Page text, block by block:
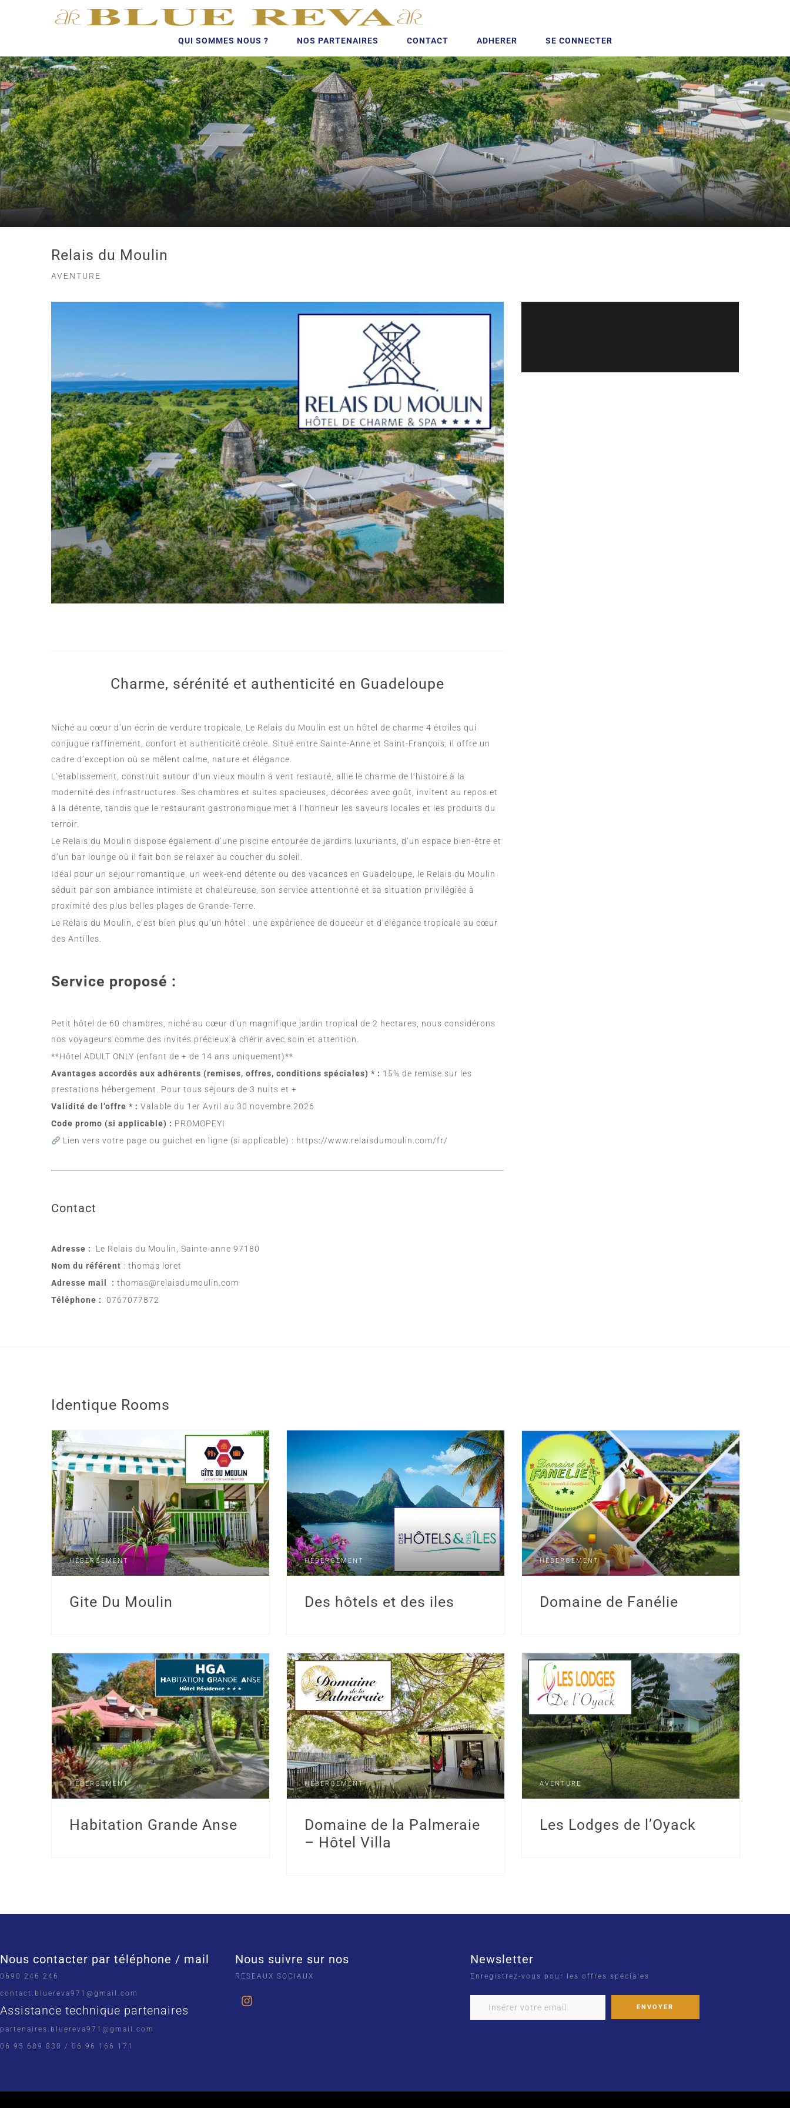
QUI SOMMES NOUS ? NOS PARTENAIRES CONTACT ADHERER SE CONNECTER
Relais du Moulin
AVENTURE
Charme, sérénité et authenticité en Guadeloupe
Niché au cœur d’un écrin de verdure tropicale, Le Relais du Moulin est un hôtel de charme 4 étoiles qui
conjugue raffinement, confort et authenticité créole. Situé entre Sainte-Anne et Saint-François, il offre un
cadre d’exception où se mêlent calme, nature et élégance.
L’établissement, construit autour d’un vieux moulin à vent restauré, allie le charme de l’histoire à la
modernité des infrastructures. Ses chambres et suites spacieuses, décorées avec goût, invitent au repos et
à la détente, tandis que le restaurant gastronomique met à l’honneur les saveurs locales et les produits du
terroir.
Le Relais du Moulin dispose également d’une piscine entourée de jardins luxuriants, d’un espace bien-être et
d’un bar lounge où il fait bon se relaxer au coucher du soleil.
Idéal pour un séjour romantique, un week-end détente ou des vacances en Guadeloupe, le Relais du Moulin
séduit par son ambiance intimiste et chaleureuse, son service attentionné et sa situation privilégiée à
proximité des plus belles plages de Grande-Terre.
Le Relais du Moulin, c’est bien plus qu’un hôtel : une expérience de douceur et d’élégance tropicale au cœur
des Antilles.
Service proposé :
Petit hôtel de 60 chambres, niché au cœur d'un magnifique jardin tropical de 2 hectares, nous considérons
nos voyageurs comme des invités précieux à chérir avec soin et attention.
**Hôtel ADULT ONLY (enfant de + de 14 ans uniquement)**
Avantages accordés aux adhérents (remises, offres, conditions spéciales) * : 15% de remise sur les
prestations hébergement. Pour tous séjours de 3 nuits et +
Validité de l’offre * : Valable du 1er Avril au 30 novembre 2026
Code promo (si applicable) : PROMOPEYI
Lien vers votre page ou guichet en ligne (si applicable) : https://www.relaisdumoulin.com/fr/
Contact
Adresse :
Le Relais du Moulin, Sainte-anne 97180
Nom du référent : thomas loret
Adresse mail : thomas@relaisdumoulin.com
Téléphone :
0767077872
Identique Rooms
HÉBERGEMENT
Gite Du Moulin
HÉBERGEMENT
Des hôtels et des iles
HÉBERGEMENT
Domaine de Fanélie
HÉBERGEMENT
Habitation Grande Anse
HÉBERGEMENT
Domaine de la Palmeraie
– Hôtel Villa
AVENTURE
Les Lodges de l’Oyack
Nous contacter par téléphone / mail
0690 246 246
contact.bluereva971@gmail.com
Assistance technique partenaires
partenaires.bluereva971@gmail.com
06 95 689 830 / 06 96 166 171
Nous suivre sur nos
RESEAUX SOCIAUX
Newsletter
Enregistrez-vous pour les offres spéciales